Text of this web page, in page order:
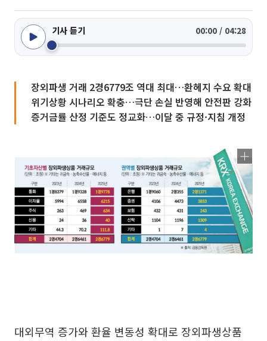
기사 듣기 00:00 / 04:28
장외파생 거래 2경6779조 역대 최대…환헤지 수요 확대
위기상황 시나리오 확충…극단 손실 반영해 안전판 강화
증거금률 산정 기준도 정교화…이달 중 규정·지침 개정
대외무역 증가와 환율 변동성 확대로 장외파생상품